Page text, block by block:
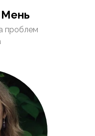
Мень
проблем